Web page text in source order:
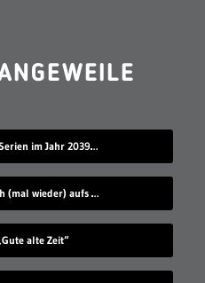
Was Disney an Filmen & Serien im Jahr 2039 vorstellen wird…
Remi Gaillard mogelt sich (mal wieder) aufs Volleyball-Mannschaftsfoto
alte Zeit“